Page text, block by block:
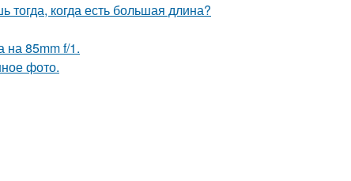
тогда, когда есть большая длина?
на 85mm f/1.
фото.